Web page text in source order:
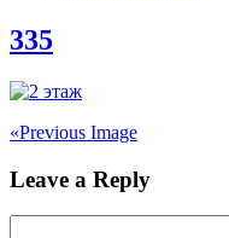
335
«Previous Image
Leave a Reply